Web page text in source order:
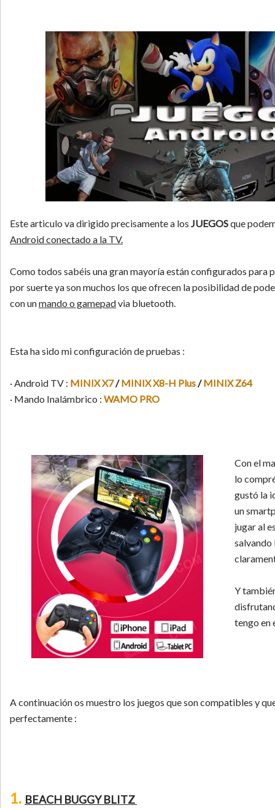
Este articulo va dirigido precisamente a los JUEGOSque
Android conectado a la TV.
Como todos sabéis una gran mayoría están configurados para
por suerte ya son muchos los que ofrecen la posibilidad de
con unmando o gamepadvia bluetooth.
Esta ha sido mi configuración de pruebas :
· Android TV : MINIX X7/MINIX X8-H Plus/MINIX Z64
· Mando Inalámbrico : WAMO PRO
Con el
lo
gustó la
un
jugar al
salvando
Y
tengo en
A continuación os muestro los juegos que son compatibles y
perfectamente :
1. BEACH BUGGY BLITZ